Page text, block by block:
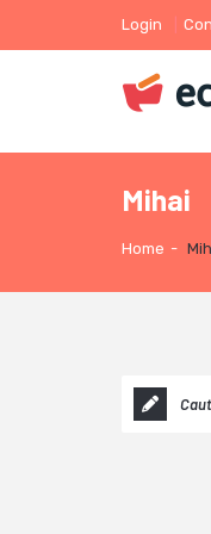
Login
Mihai
Home -